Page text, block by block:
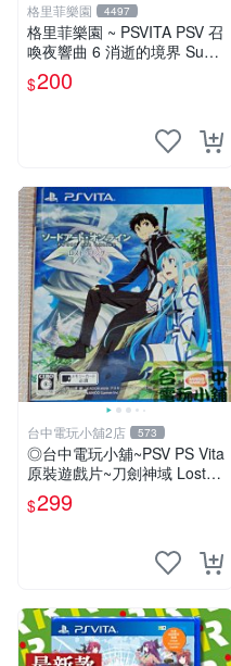
格里菲樂園 4497
格里菲樂園 ~ PSVITA PSV 召
喚夜響曲 6 消逝的境界 Sum
mon Night 6 Lost 日文版裸卡
$200
台中電玩小舖2店 573
◎台中電玩小舖~PSV PS Vita
原裝遊戲片~刀劍神域 Lost S
ong 失落之歌 ~299
$299